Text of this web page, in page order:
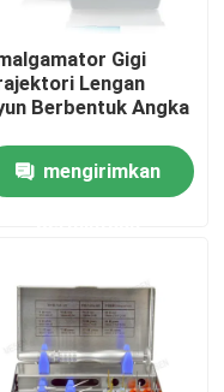
Gigi
Lengan
Berbentuk Angka
mengirimkan